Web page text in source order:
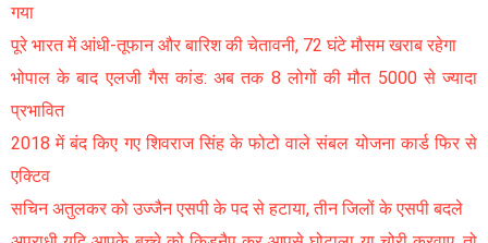
गया
पूरे भारत में आंधी-तूफान और बारिश की चेतावनी, 72 घंटे मौसम खराब रहेगा
भोपाल के बाद एलजी गैस कांड: अब तक 8 लोगों की मौत 5000 से ज्यादा
प्रभावित
2018 में बंद किए गए शिवराज सिंह के फोटो वाले संबल योजना कार्ड फिर से
एक्टिव
सचिन अतुलकर को उज्जैन एसपी के पद से हटाया, तीन जिलों के एसपी बदले